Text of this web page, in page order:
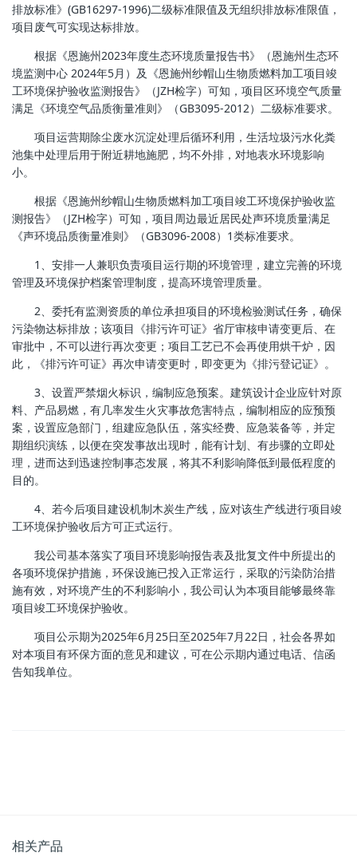
排放标准》(GB16297-1996)二级标准限值及无组织排放标准限值，
项目废气可实现达标排放。
根据《恩施州2023年度生态环境质量报告书》（恩施州生态环
境监测中心 2024年5月）及《恩施州纱帽山生物质燃料加工项目竣
工环境保护验收监测报告》（JZH检字）可知，项目区环境空气质量
满足《环境空气品质衡量准则》（GB3095-2012）二级标准要求。
项目运营期除尘废水沉淀处理后循环利用，生活垃圾污水化粪
池集中处理后用于附近耕地施肥，均不外排，对地表水环境影响
小。
根据《恩施州纱帽山生物质燃料加工项目竣工环境保护验收监
测报告》（JZH检字）可知，项目周边最近居民处声环境质量满足
《声环境品质衡量准则》（GB3096-2008）1类标准要求。
1、安排一人兼职负责项目运行期的环境管理，建立完善的环境
管理及环境保护档案管理制度，提高环境管理质量。
2、委托有监测资质的单位承担项目的环境检验测试任务，确保
污染物达标排放；该项目《排污许可证》省厅审核申请变更后、在
审批中，不可以进行再次变更；项目工艺已不会再使用烘干炉，因
此，《排污许可证》再次申请变更时，即变更为《排污登记证》。
3、设置严禁烟火标识，编制应急预案。建筑设计企业应针对原
料、产品易燃，有几率发生火灾事故危害特点，编制相应的应预预
案，设置应急部门，组建应急队伍，落实经费、应急装备等，并定
期组织演练，以便在突发事故出现时，能有计划、有步骤的立即处
理，进而达到迅速控制事态发展，将其不利影响降低到最低程度的
目的。
4、若今后项目建设机制木炭生产线，应对该生产线进行项目竣
工环境保护验收后方可正式运行。
我公司基本落实了项目环境影响报告表及批复文件中所提出的
各项环境保护措施，环保设施已投入正常运行，采取的污染防治措
施有效，对环境产生的不利影响小，我公司认为本项目能够最终靠
项目竣工环境保护验收。
项目公示期为2025年6月25日至2025年7月22日，社会各界如
对本项目有环保方面的意见和建议，可在公示期内通过电话、信函
告知我单位。
相关产品